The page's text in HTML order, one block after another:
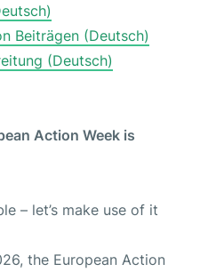
Beiträgen (Deutsch)
(Deutsch)
Action Week is
– let’s make use of it
the European Action